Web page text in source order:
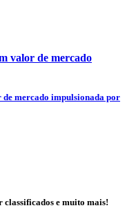
valor de mercado
mercado impulsionada por
classificados e muito mais!